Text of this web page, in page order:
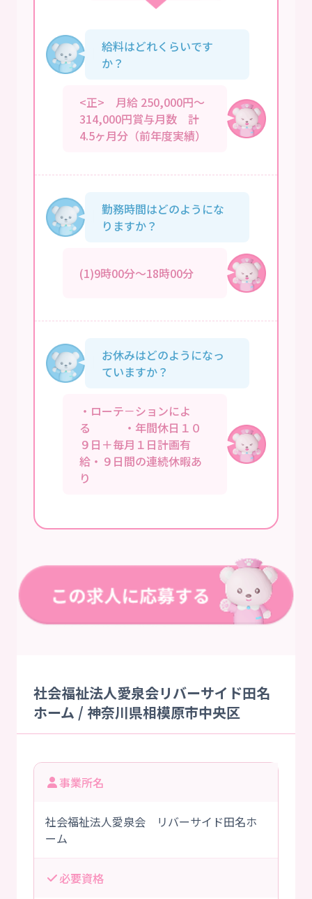
給料はどれくらいです
か？
<正> 月給 250,000円～
314,000円賞与月数 計
4.5ヶ月分（前年度実績）
勤務時間はどのようにな
りますか？
(1)9時00分～18時00分
お休みはどのようになっ
ていますか？
・ローテ－ションによ
る ・年間休日１０
９日＋毎月１日計画有
給・９日間の連続休暇あ
り
社会福祉法人愛泉会リバーサイド田名
ホーム / 神奈川県相模原市中央区
事業所名
社会福祉法人愛泉会 リバーサイド田名ホ
ーム
必要資格